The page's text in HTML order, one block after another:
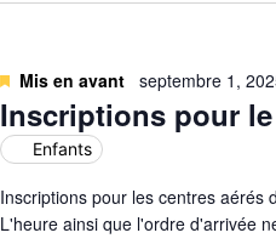
Inscriptions pour le
Mis en avant septembre 1,
Enfants
Inscriptions pour les centres aérés
L'heure ainsi que l'ordre d'arrivée